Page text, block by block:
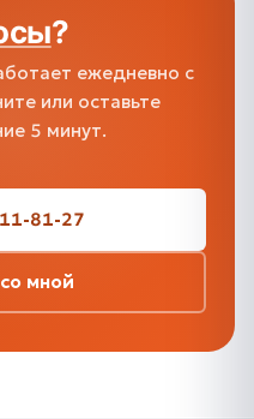
?
ежедневно с
или оставьте
5 минут.
81-27
мной